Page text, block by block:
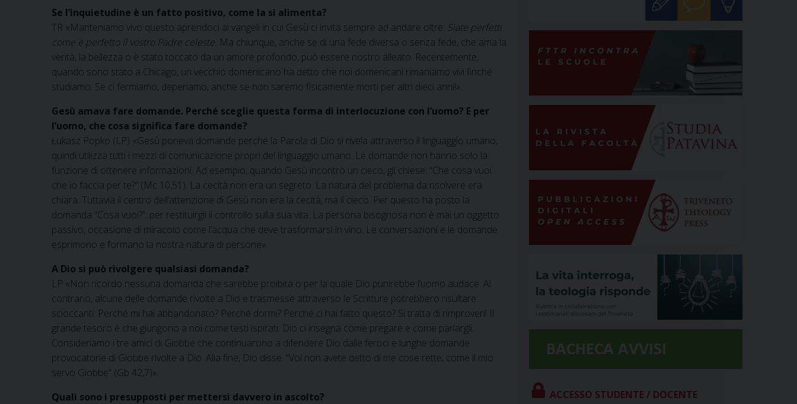
Se l’inquietudine è un fatto positivo, come la si alimenta?
TR «Manteniamo vivo questo aprendoci ai vangeli in cui Gesù ci invita sempre ad andare oltre. Siate perfetti
come è perfetto il vostro Padre celeste. Ma chiunque, anche se di una fede diversa o senza fede, che ama la
verità, la bellezza o è stato toccato da un amore profondo, può essere nostro alleato. Recentemente,
quando sono stato a Chicago, un vecchio domenicano ha detto che noi domenicani rimaniamo vivi finché
studiamo. Se ci fermiamo, deperiamo, anche se non saremo fisicamente morti per altri dieci anni!».
Gesù amava fare domande. Perché sceglie questa forma di interlocuzione con l’uomo? E per
l’uomo, che cosa significa fare domande?
Łukasz Popko (LP) «Gesù poneva domande perché la Parola di Dio si rivela attraverso il linguaggio umano,
quindi utilizza tutti i mezzi di comunicazione propri del linguaggio umano. Le domande non hanno solo la
funzione di ottenere informazioni. Ad esempio, quando Gesù incontrò un cieco, gli chiese: “Che cosa vuoi
che io faccia per te?” (Mc 10,51). La cecità non era un segreto. La natura del problema da risolvere era
chiara. Tuttavia il centro dell’attenzione di Gesù non era la cecità, ma il cieco. Per questo ha posto la
domanda “Cosa vuoi?”: per restituirgli il controllo sulla sua vita. La persona bisognosa non è mai un oggetto
passivo, occasione di miracolo come l’acqua che deve trasformarsi in vino. Le conversazioni e le domande
esprimono e formano la nostra natura di persone».
A Dio si può rivolgere qualsiasi domanda?
LP «Non ricordo nessuna domanda che sarebbe proibita o per la quale Dio punirebbe l’uomo audace. Al
contrario, alcune delle domande rivolte a Dio e trasmesse attraverso le Scritture potrebbero risultare
scioccanti: Perché mi hai abbandonato? Perché dormi? Perché ci hai fatto questo? Si tratta di rimproveri! Il
grande tesoro è che giungono a noi come testi ispirati. Dio ci insegna come pregare e come parlargli.
Consideriamo i tre amici di Giobbe che continuarono a difendere Dio dalle feroci e lunghe domande
provocatorie di Giobbe rivolte a Dio. Alla fine, Dio disse: “Voi non avete detto di me cose rette, come il mio
servo Giobbe” (Gb 42,7)».
Quali sono i presupposti per mettersi davvero in ascolto?
ACCESSO STUDENTE / DOCENTE